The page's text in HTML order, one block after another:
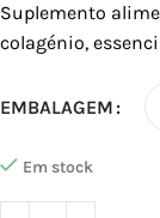
Suplemento
colagénio,
EMBALAGEM
Em stock